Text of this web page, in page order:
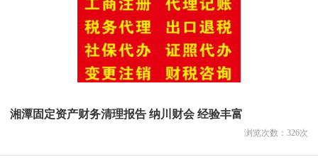
湘潭固定资产财务清理报告 纳川财会 经验丰富
浏览次数： 326次